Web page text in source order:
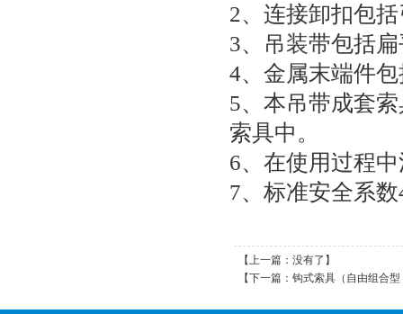
2、连接卸扣包
3、吊装带包括
4、金属末端件
5、本吊带成套
索具中。
6、在使用过程
7、标准安全系
【上一篇：没有了】
【下一篇： 钩式索具（自由组合型